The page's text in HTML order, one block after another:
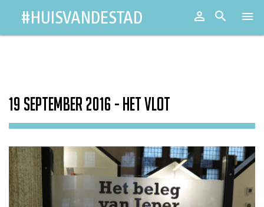
#HUISVANDESTAD Toggle

 
19 september 2016 - Het Vlot